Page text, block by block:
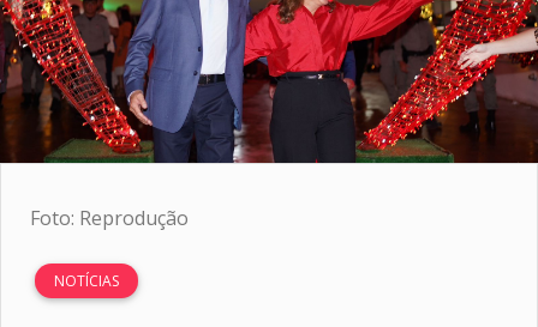
Foto: Reprodução
NOTÍCIAS